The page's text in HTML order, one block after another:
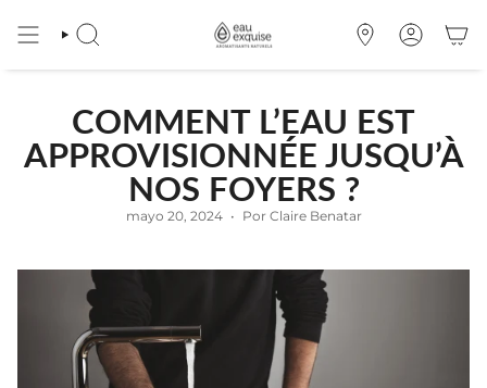
contenidoBÚSQUEDA
OÙ
TROUVER
CUENTA
COMMENT L’EAU EST
APPROVISIONNÉE JUSQU’À
NOS FOYERS ?
mayo 20, 2024 Por Claire Benatar